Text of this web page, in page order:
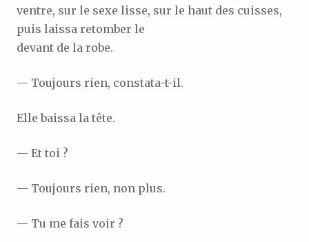
ventre, sur le sexe lisse, sur le haut des cuisses,
puis laissa retomber le
devant de la robe.
— Toujours rien, constata-t-il.
Elle baissa la tête.
— Et toi ?
— Toujours rien, non plus.
— Tu me fais voir ?